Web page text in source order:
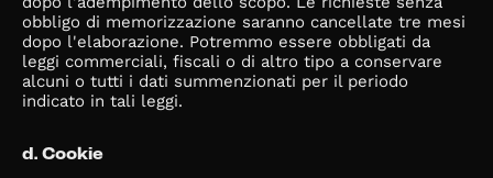
obbligo di memorizzazione saranno cancellate tre mesi
dopo l'elaborazione. Potremmo essere obbligati da
leggi commerciali, fiscali o di altro tipo a conservare
alcuni o tutti i dati summenzionati per il periodo
indicato in tali leggi.
d. Cookie